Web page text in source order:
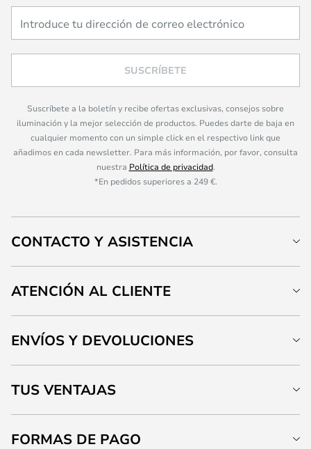
SUSCRÍBETE
Suscríbete a la boletín y recibe ofertas exclusivas, consejos sobre
iluminación y la mejor selección de productos. Puedes darte de baja en
cualquier momento con un simple click en el respectivo link que
añadimos en cada newsletter. Para más información, por favor, consulta
nuestra Política de privacidad.
*En pedidos superiores a 249 €.
CONTACTO Y ASISTENCIA
ATENCIÓN AL CLIENTE
ENVÍOS Y DEVOLUCIONES
TUS VENTAJAS
FORMAS DE PAGO